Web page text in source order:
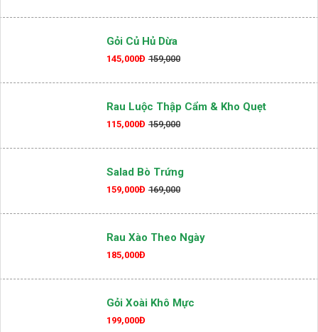
Ngũ Quả Kho Quẹt
99,000Đ 139,000
Gỏi Củ Hủ Dừa
145,000Đ 159,000
Rau Luộc Thập Cẩm & Kho Quẹt
115,000Đ 159,000
Salad Bò Trứng
159,000Đ 169,000
Rau Xào Theo Ngày
185,000Đ